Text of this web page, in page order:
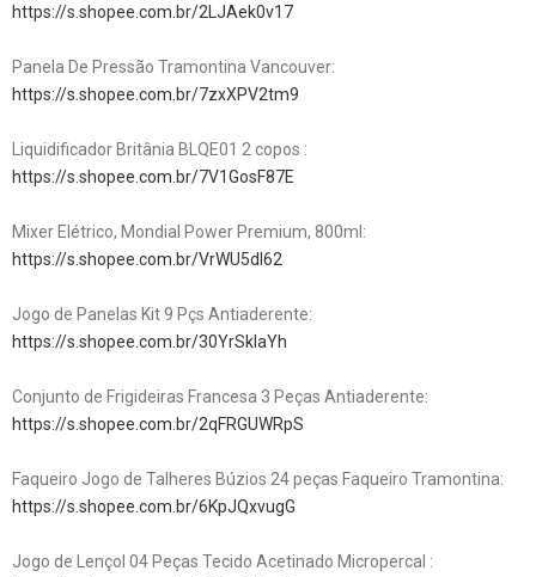
https://s.shopee.com.br/2LJAek0v17
Panela De Pressão Tramontina Vancouver:
https://s.shopee.com.br/7zxXPV2tm9
Liquidificador Britânia BLQE01 2 copos :
https://s.shopee.com.br/7V1GosF87E
Mixer Elétrico, Mondial Power Premium, 800ml:
https://s.shopee.com.br/VrWU5dl62
Jogo de Panelas Kit 9 Pçs Antiaderente:
https://s.shopee.com.br/30YrSkIaYh
Conjunto de Frigideiras Francesa 3 Peças Antiaderente:
https://s.shopee.com.br/2qFRGUWRpS
Faqueiro Jogo de Talheres Búzios 24 peças Faqueiro Tramontina:
https://s.shopee.com.br/6KpJQxvugG
Jogo de Lençol 04 Peças Tecido Acetinado Micropercal :